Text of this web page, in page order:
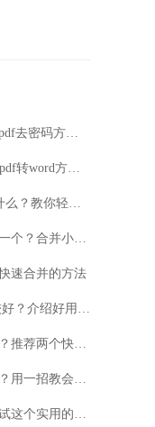
1.手机pdf怎么去密码？手机pdf去密码方法分享
2.电脑pdf怎么转换成word？pdf转word方法分享
3.wps去pdf密码操作方法是什么？教你轻松去除pdf密码的方法
4.怎么把多个pdf文件合并成一个？合并小方法值得一学
速合并的方法
6.jpg合并成pdf软件哪个比较好？介绍好用的jpg合并成pdf软件
7.如何把图片转换成pdf文件？推荐两个快速转换的方法
8.pdf合并打印用哪个软件好？用一招教会你pdf合并打印技巧
9.pdf文档合并怎么操作？试试这个实用的方法